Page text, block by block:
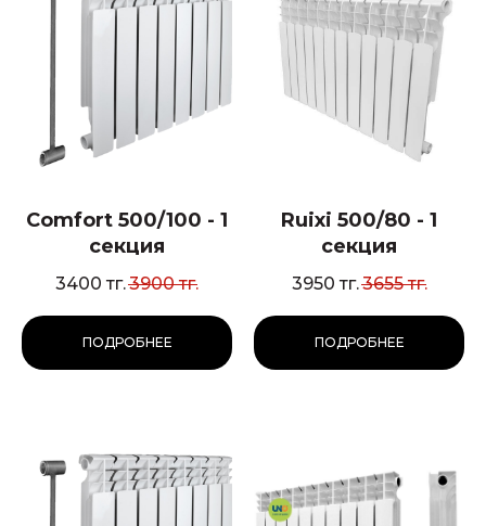
Comfort 500/100 - 1
секция
3400 тг.3900 тг.
ПОДРОБНЕЕ
Ruixi 500/80 - 1
секция
3950 тг.3655 тг.
ПОДРОБНЕЕ